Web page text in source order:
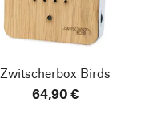
Zwitscherbox Birds
64,90 €